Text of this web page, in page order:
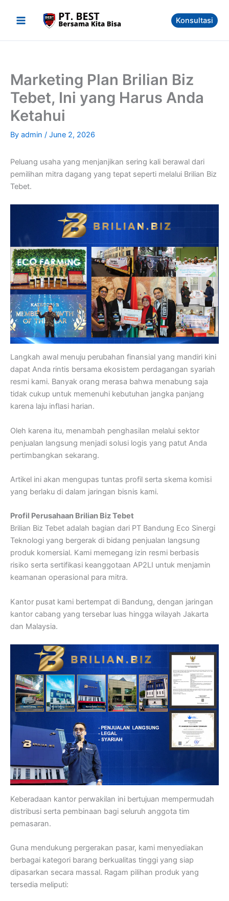
Konsultasi
Marketing Plan Brilian Biz
Tebet, Ini yang Harus Anda
Ketahui
By admin / June 2, 2026
Peluang usaha yang menjanjikan sering kali berawal dari
pemilihan mitra dagang yang tepat seperti melalui Brilian Biz
Tebet.
Langkah awal menuju perubahan finansial yang mandiri kini
dapat Anda rintis bersama ekosistem perdagangan syariah
resmi kami. Banyak orang merasa bahwa menabung saja
tidak cukup untuk memenuhi kebutuhan jangka panjang
karena laju inflasi harian.
Oleh karena itu, menambah penghasilan melalui sektor
penjualan langsung menjadi solusi logis yang patut Anda
pertimbangkan sekarang.
Artikel ini akan mengupas tuntas profil serta skema komisi
yang berlaku di dalam jaringan bisnis kami.
Profil Perusahaan Brilian Biz Tebet
Brilian Biz Tebet adalah bagian dari PT Bandung Eco Sinergi
Teknologi yang bergerak di bidang penjualan langsung
produk komersial. Kami memegang izin resmi berbasis
risiko serta sertifikasi keanggotaan AP2LI untuk menjamin
keamanan operasional para mitra.
Kantor pusat kami bertempat di Bandung, dengan jaringan
kantor cabang yang tersebar luas hingga wilayah Jakarta
dan Malaysia.
Keberadaan kantor perwakilan ini bertujuan mempermudah
distribusi serta pembinaan bagi seluruh anggota tim
pemasaran.
Guna mendukung pergerakan pasar, kami menyediakan
berbagai kategori barang berkualitas tinggi yang siap
dipasarkan secara massal. Ragam pilihan produk yang
tersedia meliputi: